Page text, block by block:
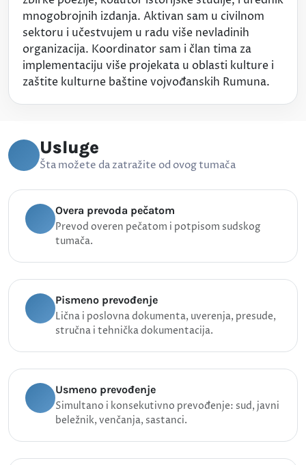
mnogobrojnih izdanja. Aktivan sam u civilnom
sektoru i učestvujem u radu više nevladinih
organizacija. Koordinator sam i član tima za
implementaciju više projekata u oblasti kulture i
zaštite kulturne baštine vojvođanskih Rumuna.
Usluge
Šta možete da zatražite od ovog tumača
Overa prevoda pečatom
Prevod overen pečatom i potpisom sudskog
tumača.
Pismeno prevođenje
Lična i poslovna dokumenta, uverenja, presude,
stručna i tehnička dokumentacija.
Usmeno prevođenje
Simultano i konsekutivno prevođenje: sud, javni
beležnik, venčanja, sastanci.